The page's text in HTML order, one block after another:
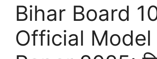
Bihar Board
Official Model